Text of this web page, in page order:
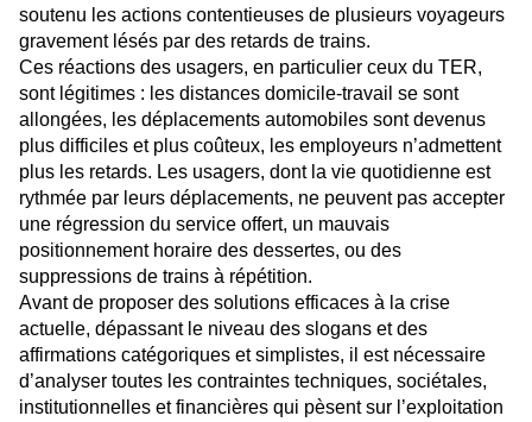
soutenu les actions contentieuses de plusieurs voyageurs
gravement lésés par des retards de trains.
Ces réactions des usagers, en particulier ceux du TER,
sont légitimes : les distances domicile-travail se sont
allongées, les déplacements automobiles sont devenus
plus difficiles et plus coûteux, les employeurs n’admettent
plus les retards. Les usagers, dont la vie quotidienne est
rythmée par leurs déplacements, ne peuvent pas accepter
une régression du service offert, un mauvais
positionnement horaire des dessertes, ou des
suppressions de trains à répétition.
Avant de proposer des solutions efficaces à la crise
actuelle, dépassant le niveau des slogans et des
affirmations catégoriques et simplistes, il est nécessaire
d’analyser toutes les contraintes techniques, sociétales,
institutionnelles et financières qui pèsent sur l’exploitation